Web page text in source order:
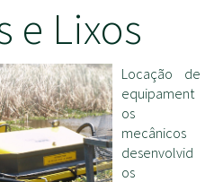
e Lixos
Locação de
equipament
os
mecânicos
desenvolvid
os